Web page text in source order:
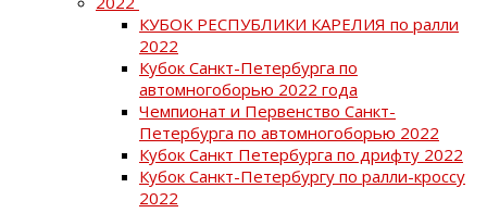
КУБОК РЕСПУБЛИКИ КАРЕЛИЯ по ралли
2022
Кубок Санкт-Петербурга по
автомногоборью 2022 года
Чемпионат и Первенство Санкт-
Петербурга по автомногоборью 2022
Кубок Санкт Петербурга по дрифту 2022
Кубок Санкт-Петербургу по ралли-кроссу
2022